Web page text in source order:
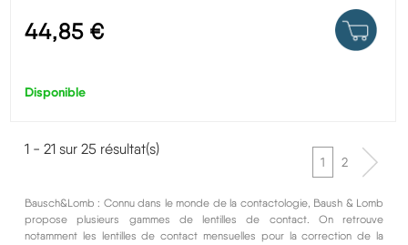
44,85 €
Disponible
1 - 21 sur 25 résultat(s)
1 2
Bausch&Lomb : Connu dans le monde de la contactologie, Baush & Lomb
propose plusieurs gammes de lentilles de contact. On retrouve
notamment les lentilles de contact mensuelles pour la correction de la